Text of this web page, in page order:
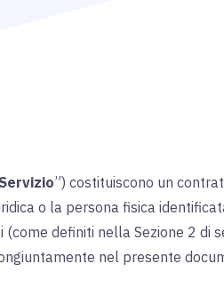
”) costituiscono un
o la persona fisica
(come definiti nella Sezione 2 di
nel presente